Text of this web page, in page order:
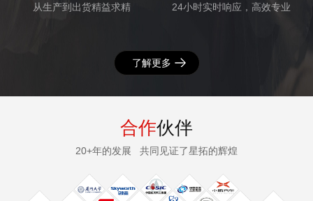
从生产到出货精益求精
24小时实时响应，高效专业
了解更多
合作伙伴
20+年的发展 共同见证了星拓的辉煌